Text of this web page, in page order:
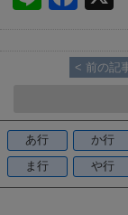
n
e
a
c
e
o
o
k
< 前の記
あ行 か行
ま行
や行